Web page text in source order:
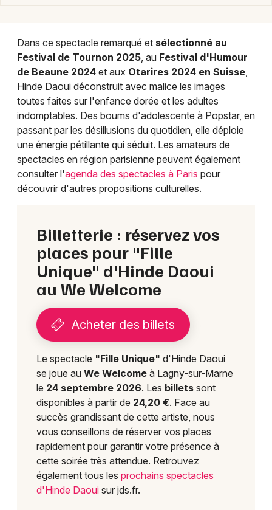
Dans ce spectacle remarqué et sélectionné au
Festival de Tournon 2025, au Festival d'Humour
de Beaune 2024 et aux Otarires 2024 en Suisse,
Hinde Daoui déconstruit avec malice les images
toutes faites sur l'enfance dorée et les adultes
indomptables. Des boums d'adolescente à Popstar, en
passant par les désillusions du quotidien, elle déploie
une énergie pétillante qui séduit. Les amateurs de
spectacles en région parisienne peuvent également
consulter l'agenda des spectacles à Paris pour
découvrir d'autres propositions culturelles.
Billetterie : réservez vos
places pour "Fille
Unique" d'Hinde Daoui
au We Welcome
Acheter des billets
Le spectacle "Fille Unique" d'Hinde Daoui
se joue au We Welcome à Lagny-sur-Marne
le 24 septembre 2026. Les billets sont
disponibles à partir de 24,20 €. Face au
succès grandissant de cette artiste, nous
vous conseillons de réserver vos places
rapidement pour garantir votre présence à
cette soirée très attendue. Retrouvez
également tous les prochains spectacles
d'Hinde Daoui sur jds.fr.